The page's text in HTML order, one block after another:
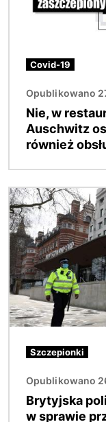
Covid-19
Opublikowano
Nie, w
Auschwitz
również
Obraz
Szczepionki
Opublikowano
Brytyjska
w sprawie